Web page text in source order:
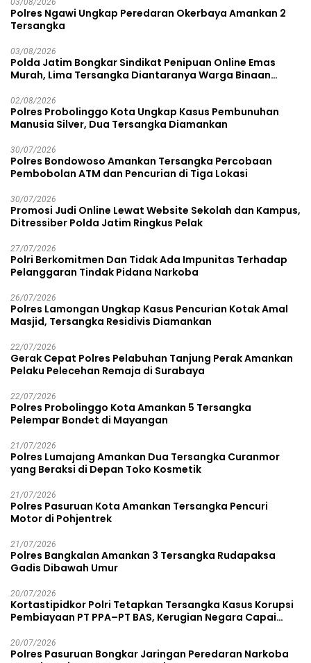
03/08/2026
Polres Ngawi Ungkap Peredaran Okerbaya Amankan 2
Tersangka
03/08/2026
Polda Jatim Bongkar Sindikat Penipuan Online Emas
Murah, Lima Tersangka Diantaranya Warga Binaan
02/08/2026
Polres Probolinggo Kota Ungkap Kasus Pembunuhan
Manusia Silver, Dua Tersangka Diamankan
30/07/2026
Polres Bondowoso Amankan Tersangka Percobaan
Pembobolan ATM dan Pencurian di Tiga Lokasi
30/07/2026
Promosi Judi Online Lewat Website Sekolah dan Kampus,
Ditressiber Polda Jatim Ringkus Pelak
27/07/2026
Polri Berkomitmen Dan Tidak Ada Impunitas Terhadap
Pelanggaran Tindak Pidana Narkoba
26/07/2026
Polres Lamongan Ungkap Kasus Pencurian Kotak Amal
Masjid, Tersangka Residivis Diamankan
22/07/2026
Gerak Cepat Polres Pelabuhan Tanjung Perak Amankan
Pelaku Pelecehan Remaja di Surabaya
22/07/2026
Polres Probolinggo Kota Amankan 5 Tersangka
Pelempar Bondet di Mayangan
21/07/2026
Polres Lumajang Amankan Dua Tersangka Curanmor
yang Beraksi di Depan Toko Kosmetik
21/07/2026
Polres Pasuruan Kota Amankan Tersangka Pencuri
Motor di Pohjentrek
21/07/2026
Polres Bangkalan Amankan 3 Tersangka Rudapaksa
Gadis Dibawah Umur
20/07/2026
Kortastipidkor Polri Tetapkan Tersangka Kasus Korupsi
Pembiayaan PT PPA–PT BAS, Kerugian Negara Capai
20/07/2026
Polres Pasuruan Bongkar Jaringan Peredaran Narkoba